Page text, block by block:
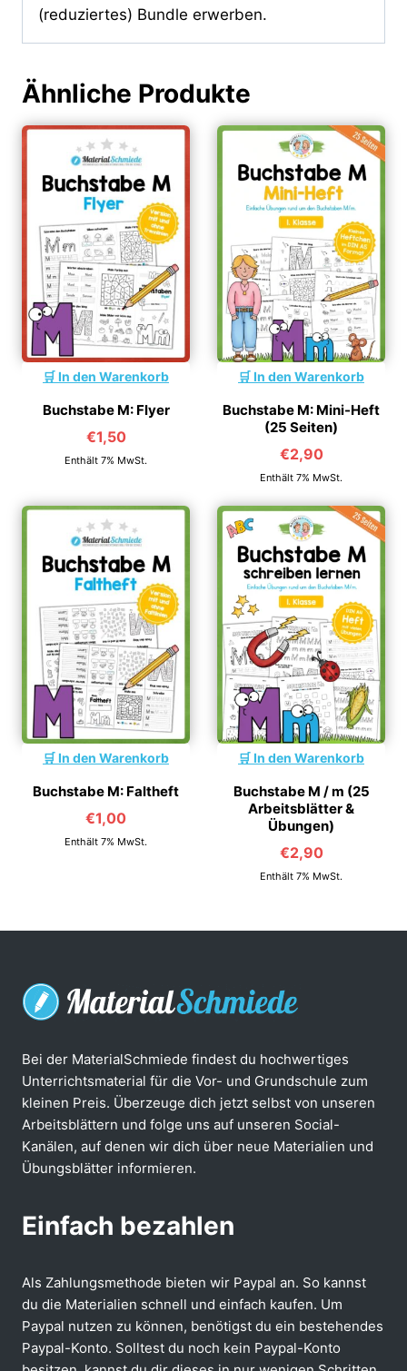
(reduziertes) Bundle erwerben.
Ähnliche Produkte
In den Warenkorb
Buchstabe M: Flyer
€1,50
Enthält 7% MwSt.
In den Warenkorb
Buchstabe M: Mini-Heft
(25 Seiten)
€2,90
Enthält 7% MwSt.
In den Warenkorb
Buchstabe M: Faltheft
€1,00
Enthält 7% MwSt.
In den Warenkorb
Buchstabe M / m (25
Arbeitsblätter &
Übungen)
€2,90
Enthält 7% MwSt.
Bei der MaterialSchmiede findest du hochwertiges
Unterrichtsmaterial für die Vor- und Grundschule zum
kleinen Preis. Überzeuge dich jetzt selbst von unseren
Arbeitsblättern und folge uns auf unseren Social-
Kanälen, auf denen wir dich über neue Materialien und
Übungsblätter informieren.
Einfach bezahlen
Als Zahlungsmethode bieten wir Paypal an. So kannst
du die Materialien schnell und einfach kaufen. Um
Paypal nutzen zu können, benötigst du ein bestehendes
Paypal-Konto. Solltest du noch kein Paypal-Konto